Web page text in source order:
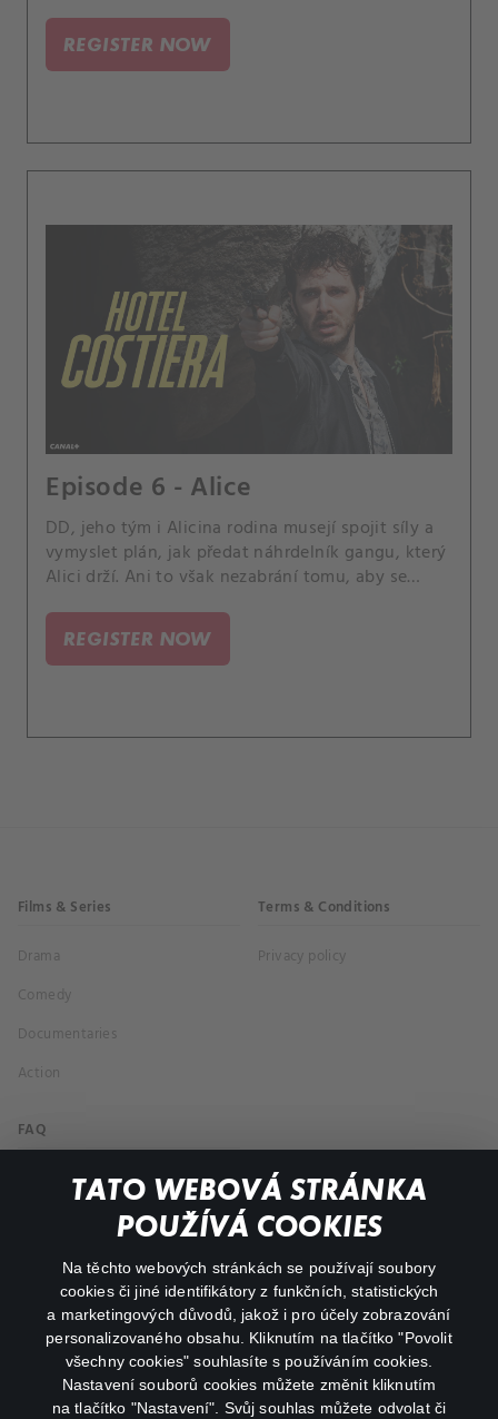
TATO WEBOVÁ STRÁNKA
POUŽÍVÁ COOKIES
Na těchto webových stránkách se používají soubory
cookies či jiné identifikátory z funkčních, statistických
a marketingových důvodů, jakož i pro účely zobrazování
personalizovaného obsahu. Kliknutím na tlačítko "Povolit
všechny cookies" souhlasíte s používáním cookies.
Nastavení souborů cookies můžete změnit kliknutím
na tlačítko "Nastavení". Svůj souhlas můžete odvolat či
manipulují Bruna, aby našel vilu, kde gang Alici
vězní.
REGISTER NOW
Episode 6 - Alice
DD, jeho tým i Alicina rodina musejí spojit síly a
vymyslet plán, jak předat náhrdelník gangu, který
Alici drží. Ani to však nezabrání tomu, aby se
zvratů.
REGISTER NOW
Films & Series
Drama
Comedy
Documentaries
Action
Terms & Conditions
Privacy policy
FAQ
My profile
facebookinstagram
youtube